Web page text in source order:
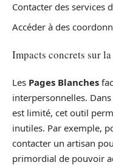
Contacter des services
Accéder à des
Impacts concrets sur
Les Pages Blanches
interpersonnelles.
est limité, cet outil
inutiles. Par exemple,
contacter un artisan
primordial de pouvoir